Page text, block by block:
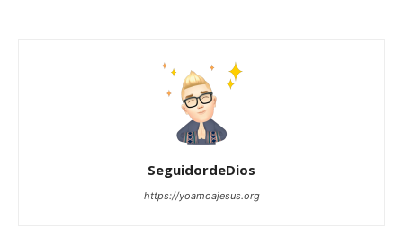
SeguidordeDios
https://yoamoajesus.org